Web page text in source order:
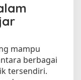
mampu
berbagai
tersendiri.